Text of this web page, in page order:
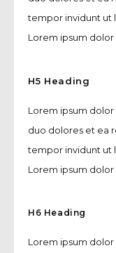
tempor invidunt ut
Lorem ipsum dolor
H5 Heading
Lorem ipsum
duo dolores et ea
tempor invidunt ut
Lorem ipsum dolor
H6 Heading
Lorem ipsum